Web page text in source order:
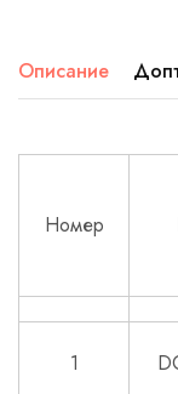
Описание
Номер
1